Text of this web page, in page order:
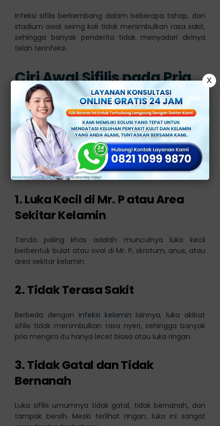
Infeksi sifilis berkembang dalam beberapa tahap, dan
stadium awal seirng kali tidak menimbulkan rasa sakit,
sehingga banyak penderita tidak menyadari dirinya
telah terinfeksi.
Ciri Awal Sifilis pada Pria
yang Perlu Anda
Waspadai
Ada beberapa ciri awal yang menandakan infeksi sifilis
pada pria, dan perlu mendapatkan pengobatan medis
yang tepat. Berikut di antaranya:
1. Luka Kecil di Mr. P atau Area
Sekitar Kelamin
Tanda paling khas adalah munculnya luka kecil
berbentuk bulat atau oval di Mr. P, skrotum, anus, atau
area sekitar kelamin.
2. Tidak Terasa Sakit
Berbeda dengan infeksi kelamin lainnya, luka akibat
sifilis tidak menimbulkan rasa nyeri, sehingga banyak
pria mengira itu hanya lecet biasa atau luka ringan.
3. Tidak Gatal dan Tidak
Bernanah
Luka sifilis umumnya tidak gatal, tidak bernanah, dan
tampak bersih. Meski terlihat ringan, luka ini sangat
X